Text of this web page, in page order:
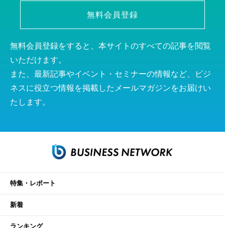
無料会員登録
無料会員登録をすると、本サイトのすべての記事を閲覧
いただけます。
また、最新記事やイベント・セミナーの情報など、ビジ
ネスに役立つ情報を掲載したメールマガジンをお届けい
たします。
特集・レポート
新着
ランキング